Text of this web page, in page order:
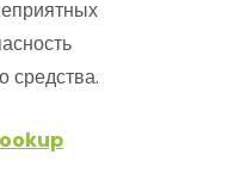
средства.